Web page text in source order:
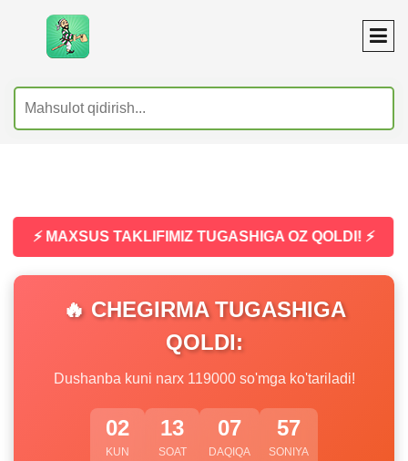
⚡ MAXSUS TAKLIFIMIZ TUGASHIGA OZ QOLDI! ⚡
🔥 CHEGIRMA TUGASHIGA
QOLDI:
Dushanba kuni narx 119000 so'mga ko'tariladi!
02
KUN
13
SOAT
07
DAQIQA
57
SONIYA